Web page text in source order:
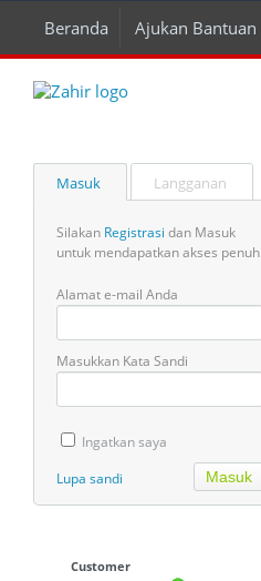
Beranda Ajukan Bantuan
Masuk Langganan
Silakan Registrasi dan Masuk
untuk mendapatkan akses penuh
Alamat e-mail Anda
Masukkan Kata Sandi
Ingatkan saya
Lupa sandi
Customer